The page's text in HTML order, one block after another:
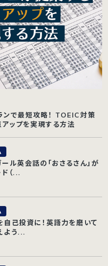
ンで最短攻略！ TOEIC対策
ップを実現する方法
ル英会話の「おさるさん」が
（...
自己投資に！英語力を磨いて
よう...